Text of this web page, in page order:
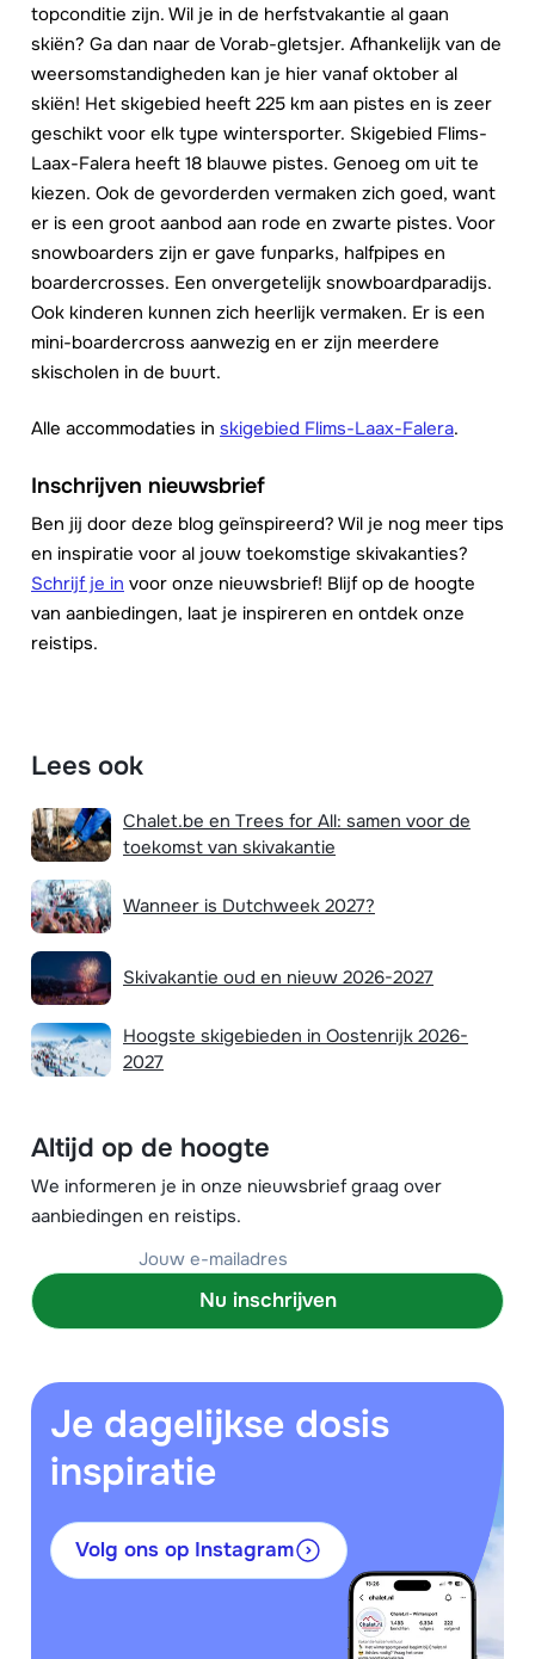
topconditie zijn. Wil je in de herfstvakantie al gaan
skiën? Ga dan naar de Vorab-gletsjer. Afhankelijk van de
weersomstandigheden kan je hier vanaf oktober al
skiën! Het skigebied heeft 225 km aan pistes en is zeer
geschikt voor elk type wintersporter. Skigebied Flims-
Laax-Falera heeft 18 blauwe pistes. Genoeg om uit te
kiezen. Ook de gevorderden vermaken zich goed, want
er is een groot aanbod aan rode en zwarte pistes. Voor
snowboarders zijn er gave funparks, halfpipes en
boardercrosses. Een onvergetelijk snowboardparadijs.
Ook kinderen kunnen zich heerlijk vermaken. Er is een
mini-boardercross aanwezig en er zijn meerdere
skischolen in de buurt.
Alle accommodaties in skigebied Flims-Laax-Falera.
Inschrijven nieuwsbrief
Ben jij door deze blog geïnspireerd? Wil je nog meer tips
en inspiratie voor al jouw toekomstige skivakanties?
Schrijf je in voor onze nieuwsbrief! Blijf op de hoogte
van aanbiedingen, laat je inspireren en ontdek onze
reistips.
Lees ook
Chalet.be en Trees for All: samen voor de
toekomst van skivakantie
Wanneer is Dutchweek 2027?
Skivakantie oud en nieuw 2026-2027
Hoogste skigebieden in Oostenrijk 2026-
2027
Altijd op de hoogte
We informeren je in onze nieuwsbrief graag over
aanbiedingen en reistips.
Nu inschrijven
Je dagelijkse dosis
inspiratie
Volg ons op Instagram